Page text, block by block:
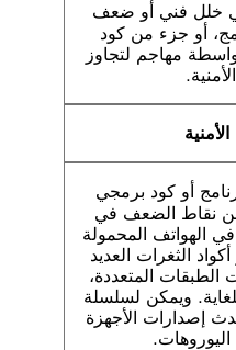
خلل فني أو ضعف
أو جزء من كود
مهاجم لتجاوز
أو كود برمجي
نقاط الضعف في
في الهواتف المحمولة
الثغرات العديد
الطبقات المتعددة،
ويمكن لسلسلة
إصدارات الأجهزة
اليوروهات.